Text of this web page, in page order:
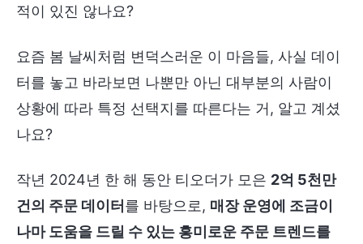
적이 있진 않나요?
요즘 봄 날씨처럼 변덕스러운 이 마음들, 사실 데이
터를 놓고 바라보면 나뿐만 아닌 대부분의 사람이
상황에 따라 특정 선택지를 따른다는 거, 알고 계셨
나요?
작년 2024년 한 해 동안 티오더가 모은 2억 5천만
건의 주문 데이터를 바탕으로, 매장 운영에 조금이
나마 도움을 드릴 수 있는 흥미로운 주문 트렌드를